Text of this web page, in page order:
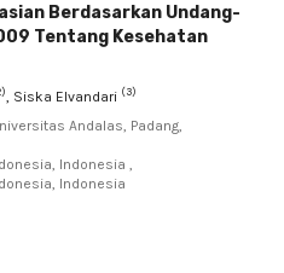
Berdasarkan Undang-
Tentang Kesehatan
, Siska Elvandari (3)
Andalas, Padang,
Indonesia ,
Indonesia